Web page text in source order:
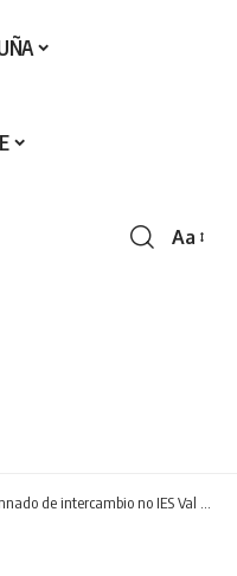
Aa
IES Val Miñor do Instituto Bretón de Saint Brieuc